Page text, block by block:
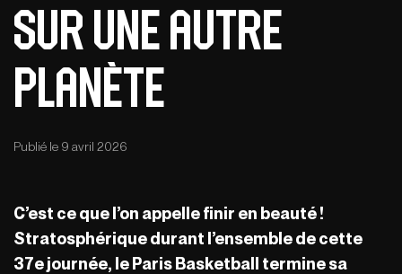
Sur une autre
planète
Publié le 9 avril 2026
C’est ce que l’on appelle finir en beauté !
Stratosphérique durant l’ensemble de cette
37e journée, le Paris Basketball termine sa